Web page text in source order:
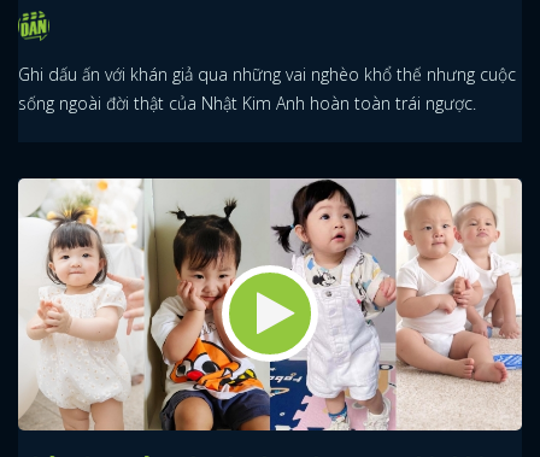
Ghi dấu ấn với khán giả qua những vai nghèo khổ thế nhưng cuộc
sống ngoài đời thật của Nhật Kim Anh hoàn toàn trái ngược.